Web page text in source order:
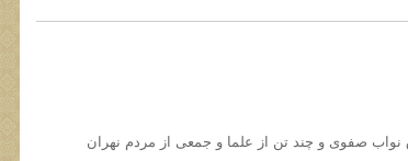
نواب صفوی و چند تن از علما و جمعی از مردم نهران